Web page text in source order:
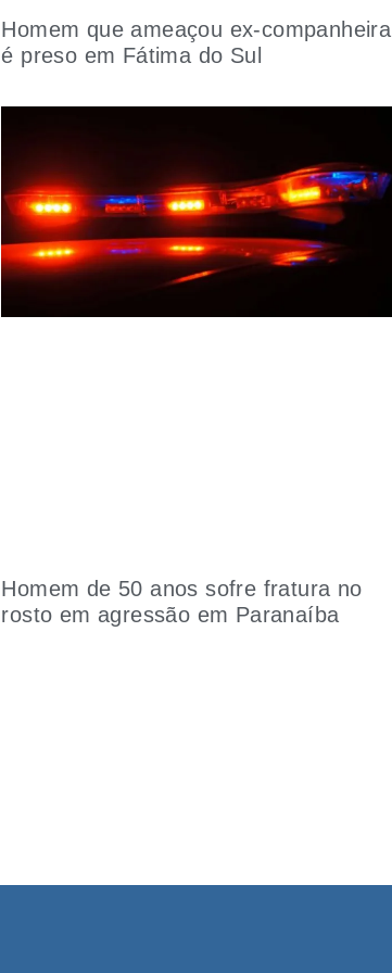
Homem que ameaçou ex-companheira
é preso em Fátima do Sul
Homem de 50 anos sofre fratura no
rosto em agressão em Paranaíba